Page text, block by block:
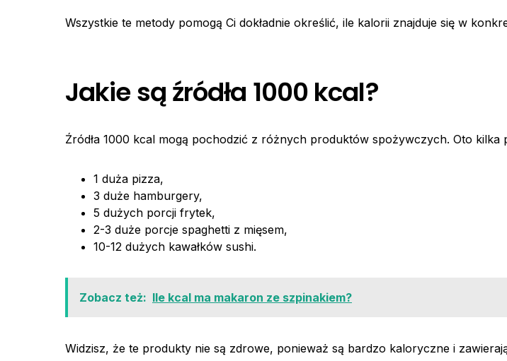
Wszystkie te metody pomogą Ci dokładnie określić, ile kalorii znajduje się w
Jakie są źródła 1000 kcal?
Źródła 1000 kcal mogą pochodzić z różnych produktów spożywczych. Oto kilka
1 duża pizza,
3 duże hamburgery,
5 dużych porcji frytek,
2-3 duże porcje spaghetti z mięsem,
10-12 dużych kawałków sushi.
Zobacz też: Ile kcal ma makaron ze szpinakiem?
Widzisz, że te produkty nie są zdrowe, ponieważ są bardzo kaloryczne i